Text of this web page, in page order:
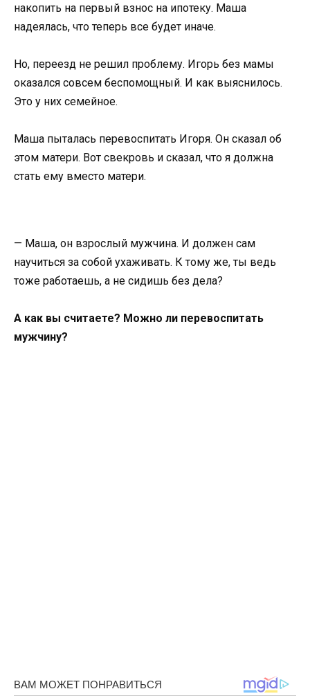
накопить на первый взнос на ипотеку. Маша
надеялась, что теперь все будет иначе.
Но, переезд не решил проблему. Игорь без мамы
оказался совсем беспомощный. И как выяснилось.
Это у них семейное.
Маша пыталась перевоспитать Игоря. Он сказал об
этом матери. Вот свекровь и сказал, что я должна
стать ему вместо матери.
— Маша, он взрослый мужчина. И должен сам
научиться за собой ухаживать. К тому же, ты ведь
тоже работаешь, а не сидишь без дела?
А как вы считаете? Можно ли перевоспитать
мужчину?